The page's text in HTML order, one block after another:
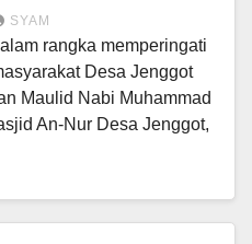
SYAM
rangka memperingati
Desa Jenggot
Maulid Nabi Muhammad
An-Nur Desa Jenggot,